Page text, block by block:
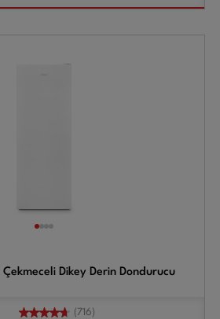
Çekmeceli Dikey Derin Dondurucu
(716)